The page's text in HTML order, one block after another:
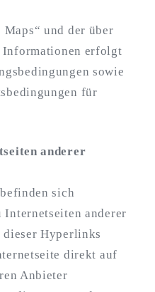
und der über
Informationen erfolgt
sowie
für
anderer
sich
anderer
Hyperlinks
direkt auf
Anbieter